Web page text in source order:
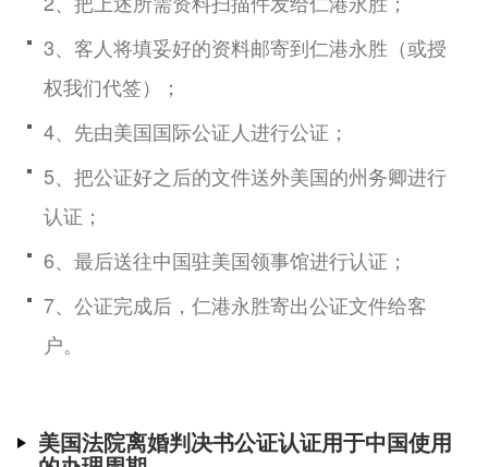
3、客人将填妥好的资料邮寄到仁港永胜（或授
权我们代签）；
4、先由美国国际公证人进行公证；
5、把公证好之后的文件送外美国的州务卿进行
认证；
6、最后送往中国驻美国领事馆进行认证；
7、公证完成后，仁港永胜寄出公证文件给客
户。
美国法院离婚判决书公证认证用于中国使用